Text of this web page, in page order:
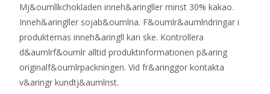
Mj&oumllkchokladen inneh&aringller minst 30% kakao.
Inneh&aringller sojab&oumlna. F&oumlr&aumlndringar i
produkternas inneh&aringll kan ske. Kontrollera
d&aumlrf&oumlr alltid produktinformationen p&aring
originalf&oumlrpackningen. Vid fr&aringgor kontakta
v&aringr kundtj&aumlnst.